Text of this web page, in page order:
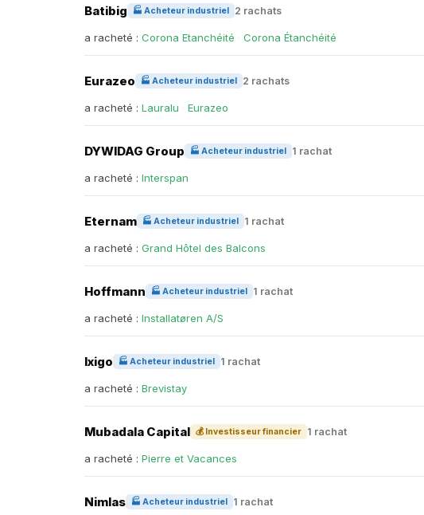
Batibig 🏭 Acheteur industriel 2 rachats
a racheté : Corona Etanchéité Corona Étanchéité
Eurazeo 🏭 Acheteur industriel 2 rachats
a racheté : Lauralu Eurazeo
DYWIDAG Group 🏭 Acheteur industriel 1 rachat
a racheté : Interspan
Eternam 🏭 Acheteur industriel 1 rachat
a racheté : Grand Hôtel des Balcons
Hoffmann 🏭 Acheteur industriel 1 rachat
a racheté : Installatøren A/S
Ixigo 🏭 Acheteur industriel 1 rachat
a racheté : Brevistay
Mubadala Capital 💰 Investisseur financier 1 rachat
a racheté : Pierre et Vacances
Nimlas 🏭 Acheteur industriel 1 rachat